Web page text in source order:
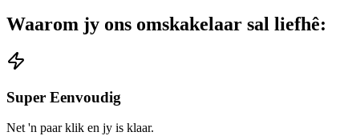
Waarom jy ons omskakelaar sal liefhê:
Super Eenvoudig
Net 'n paar klik en jy is klaar.